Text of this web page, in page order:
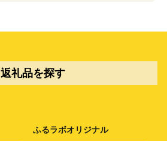
返礼品を探す
ふるラボオリジナル